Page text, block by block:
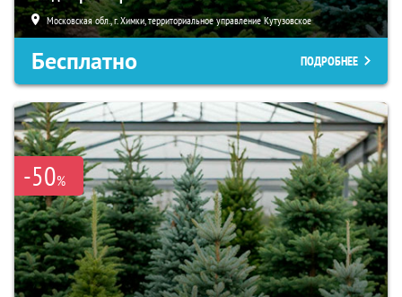
Московская обл., г. Химки, территориальное управление Кутузовское
Бесплатно ПОДРОБНЕЕ
-50%